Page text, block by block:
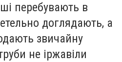
перебувають в
доглядають, а
звичайну
не іржавіли